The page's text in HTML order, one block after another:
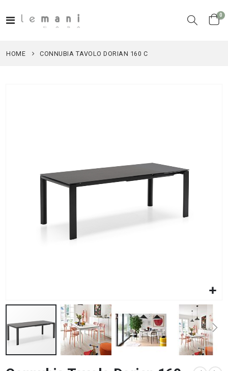
Toggle
Cart
0
HOME CONNUBIA TAVOLO DORIAN 160 C